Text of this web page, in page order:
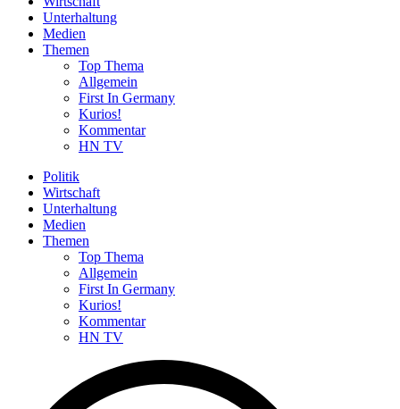
Unterhaltung
Medien
Themen
Top Thema
Allgemein
First In Germany
Kurios!
Kommentar
HN TV
Politik
Wirtschaft
Unterhaltung
Medien
Themen
Top Thema
Allgemein
First In Germany
Kurios!
Kommentar
HN TV